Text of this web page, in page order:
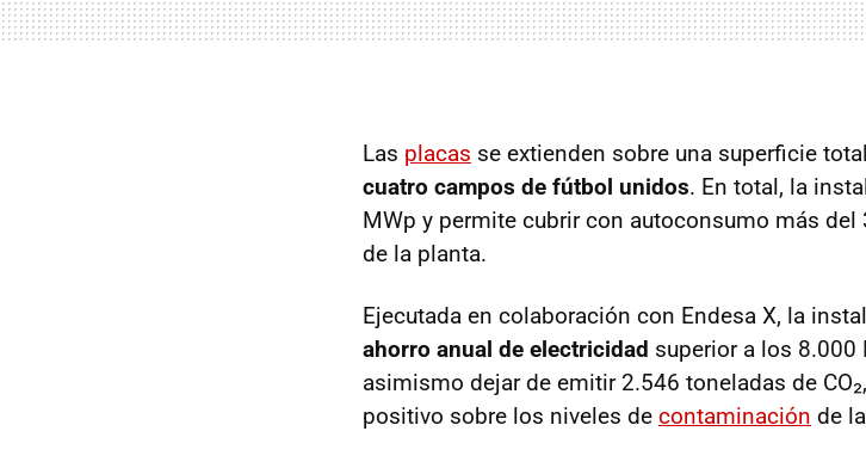
Las placas se extienden sobre una superficie
cuatro campos de fútbol unidos. En total, la
MWp y permite cubrir con autoconsumo más
de la planta.
Ejecutada en colaboración con Endesa X, la
ahorro anual de electricidad superior a los 8.000
asimismo dejar de emitir 2.546 toneladas de
positivo sobre los niveles de contaminación de